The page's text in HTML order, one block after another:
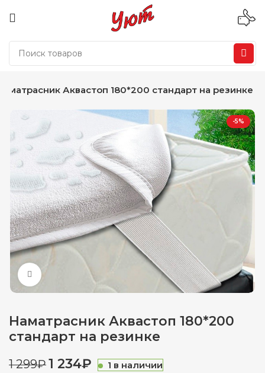
Аквастоп 180*200 стандарт на резинке
-5%
Нажмите, чтобы увеличить
Наматрасник Аквастоп 180*200
стандарт на резинке
1 299₽1 234₽ 1 в наличии